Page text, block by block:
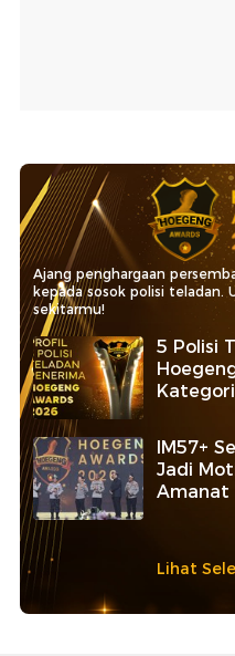
Ajang penghargaan
kepada sosok polisi teladan.
sekitarmu!
5 Polisi
IM57+
Jadi
Amanat
Lihat